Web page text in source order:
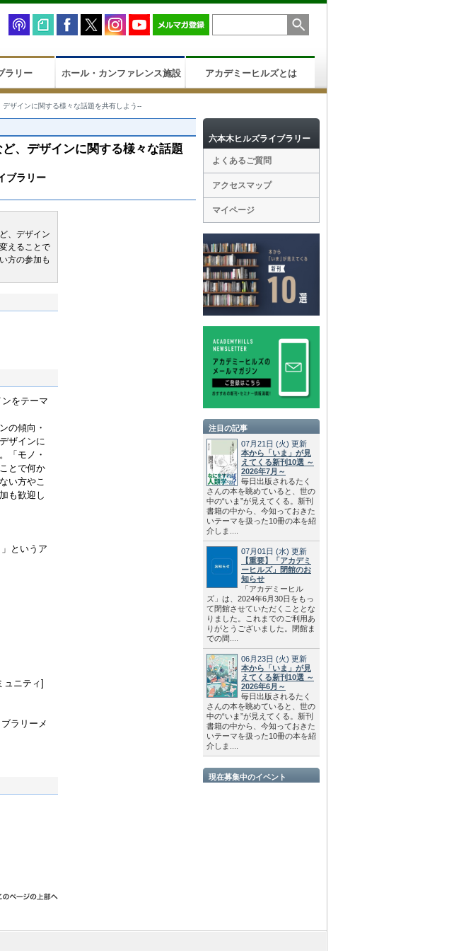
ラリー ホール・カンファレンス施設 アカデミーヒルズとは
ザインに関する様々な話題を共有しよう--
、デザインに関する様々な話題
ブラリー
、デザイン
えることで
方の参加も
をテーマ
の傾向・
ザインに
「モノ・
とで何か
い方やこ
も歓迎し
というア
ュニティ]
ラリーメ
六本木ヒルズライブラリー
よくあるご質問
アクセスマップ
マイページ
注目の記事
07月21日 (火) 更新
本から「いま」が見
えてくる新刊10選 ～
2026年7月～
毎日出版されるたく
さんの本を眺めていると、世の
中の“いま”が見えてくる。新刊
書籍の中から、今知っておきた
いテーマを扱った10冊の本を紹
介しま....
07月01日 (水) 更新
【重要】「アカデミ
ーヒルズ」閉館のお
知らせ
「アカデミーヒル
ズ」は、2024年6月30日をもっ
て閉館させていただくこととな
りました。これまでのご利用あ
りがとうございました。閉館ま
での間....
06月23日 (火) 更新
本から「いま」が見
えてくる新刊10選 ～
2026年6月～
毎日出版されるたく
さんの本を眺めていると、世の
中の“いま”が見えてくる。新刊
書籍の中から、今知っておきた
いテーマを扱った10冊の本を紹
介しま....
現在募集中のイベント